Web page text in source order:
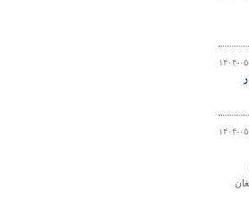
۰۷:۴۲
۰۷:۴۱
مغان